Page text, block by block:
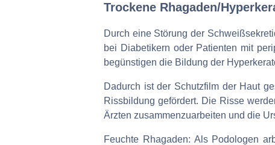
Trockene Rhagaden/
Durch eine Störung der
bei Diabetikern oder Patienten mit
begünstigen die Bildung der
Dadurch ist der Schutzfilm der Haut
Rissbildung gefördert. Die Risse
Ärzten zusammenzuarbeiten und die
Feuchte Rhagaden: Als Podologen